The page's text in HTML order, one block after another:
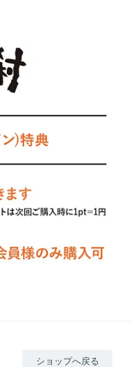
ショップへ戻る